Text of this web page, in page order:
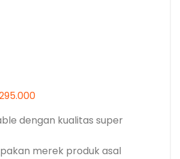
dengan kualitas super
merek produk asal